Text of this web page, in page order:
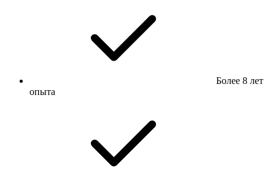
Более 8 лет
опыта